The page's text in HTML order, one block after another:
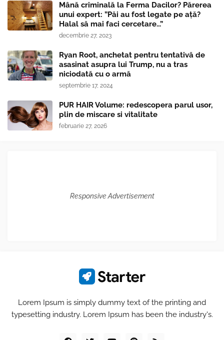
Mână criminală la Ferma Dacilor? Părerea
unui expert: ”Păi au fost legate pe ață?
Halal să mai faci cercetare...”
decembrie 27, 2023
Ryan Root, anchetat pentru tentativă de
asasinat asupra lui Trump, nu a tras
niciodată cu o armă
septembrie 17, 2024
PUR HAIR Volume: redescopera parul usor,
plin de miscare si vitalitate
februarie 27, 2026
Responsive Advertisement
Lorem Ipsum is simply dummy text of the printing and
typesetting industry. Lorem Ipsum has been the industry's.